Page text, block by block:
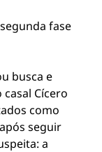
fase
busca e
Cícero
como
seguir
a